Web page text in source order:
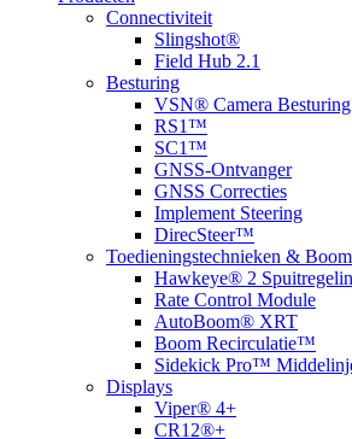
Connectiviteit
Slingshot®
Field Hub 2.1
Besturing
VSN® Camera Besturing
RS1™
SC1™
GNSS-Ontvanger
GNSS Correcties
Implement Steering
DirecSteer™
Toedieningstechnieken &
Hawkeye® 2
Rate Control Module
AutoBoom® XRT
​Boom Recirculatie™
Sidekick Pro™
Displays
Viper® 4+
CR12®+